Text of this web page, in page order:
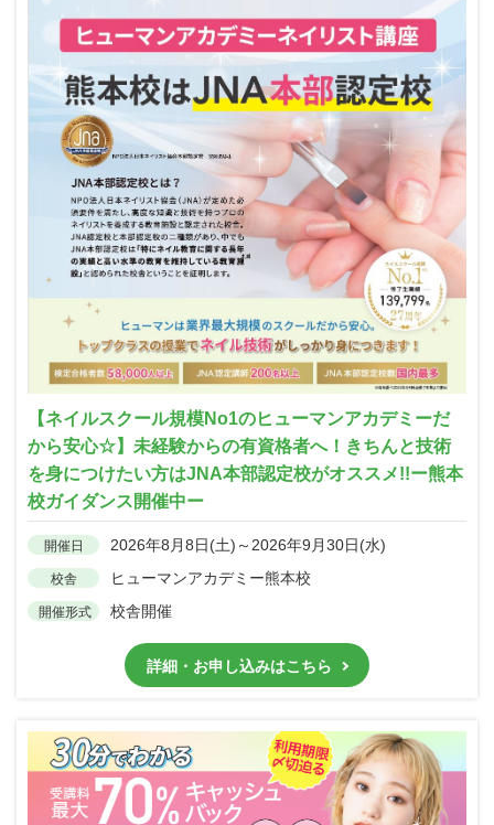
【ネイルスクール規模No1のヒューマンアカデミーだ
から安心☆】未経験からの有資格者へ！きちんと技術
を身につけたい方はJNA本部認定校がオススメ!!ー熊本
校ガイダンス開催中ー
開催日 2026年8月8日(土)～2026年9月30日(水)
校舎 ヒューマンアカデミー熊本校
開催形式 校舎開催
詳細・お申し込みはこちら